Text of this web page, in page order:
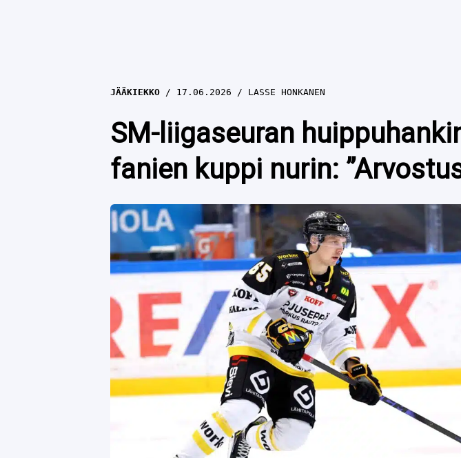
JÄÄKIEKKO 17.06.2026 LASSE HONKANEN
SM-liigaseuran
fanien kuppi nurin: